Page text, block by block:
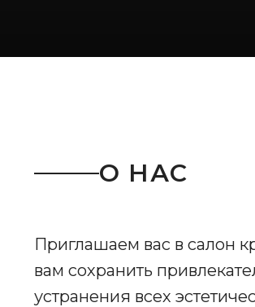
О НАС
Приглашаем вас в салон
вам сохранить
устранения всех